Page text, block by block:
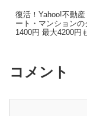
復活！Yahoo!不動
ート・マンション
1400円 最大4200円
コメント